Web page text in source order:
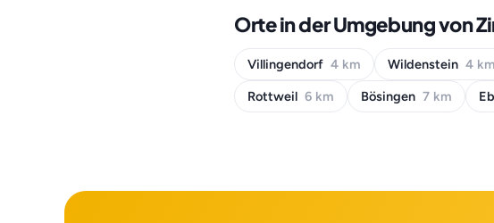
Orte in der Umgebung von
Villingendorf 4 km Wildenstein 4 km
Rottweil 6 km Bösingen 7 km